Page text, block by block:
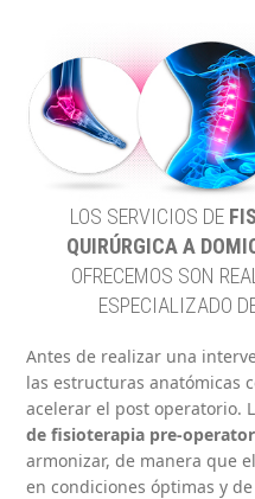
LOS SERVICIOS DE
QUIRÚRGICA A
OFRECEMOS SON
ESPECIALIZADO
Antes de realizar una
las estructuras anatómicas
acelerar el post operatorio.
de fisioterapia pre-
armonizar, de manera que
en condiciones óptimas y